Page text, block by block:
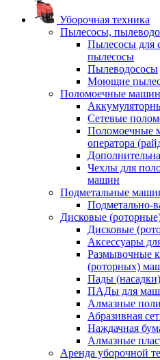
Уборочная техника
Пылесосы,
Пылесосы для
пылесосы
Пылеводососы
Моющие
Поломоечные
Сетевые
Поломоечные
оператора
Чехлы для
машин
Подметальные
Подметально-
Дисковые
Дисковые
Аксессуары
Размывочные
(роторных)
Пады
ПАДы для
Алмазные
Абразивная
Наждачная
Алмазные
Аренда уборочной